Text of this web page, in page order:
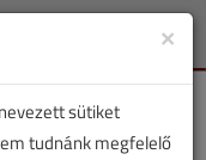
Toggle
×
sütiket
tudnánk megfelelő